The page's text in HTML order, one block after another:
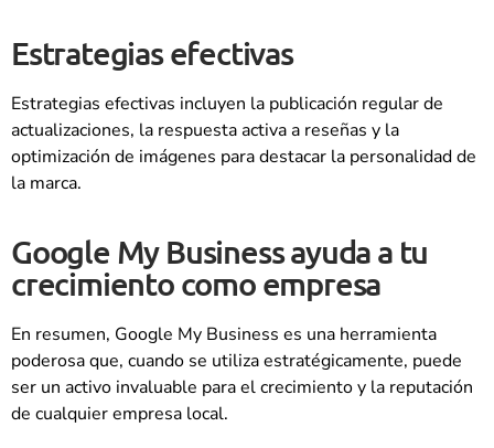
Estrategias efectivas
Estrategias efectivas incluyen la publicación regular de
actualizaciones, la respuesta activa a reseñas y la
optimización de imágenes para destacar la personalidad de
la marca.
Google My Business ayuda a tu
crecimiento como empresa
En resumen, Google My Business es una herramienta
poderosa que, cuando se utiliza estratégicamente, puede
ser un activo invaluable para el crecimiento y la reputación
de cualquier empresa local.